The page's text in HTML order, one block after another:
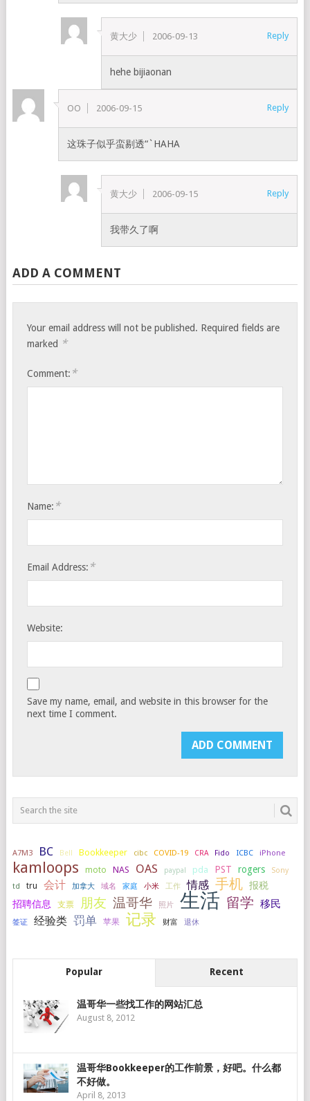
黄大少 2006-09-13 Reply
hehe bijiaonan
OO 2006-09-15 Reply
这珠子似乎蛮剔透“`HAHA
黄大少 2006-09-15 Reply
我带久了啊
ADD A COMMENT
Your email address will not be published. Required fields are
marked *
Comment: *
Name: *
Email Address: *
Website:
Save my name, email, and website in this browser for the
next time I comment.
A7M3 BC Bell Bookkeeper cibc COVID-19 CRA Fido ICBC iPhone
kamloops moto NAS OAS paypal pda PST rogers
Sony
td
tru 会计 加拿大 域名 家庭 小米 工作 情感 手机 报税
招聘信息
支票 朋友 温哥华 照片 生活 留学 移民
签证 经验类 罚单 苹果 记录 财富 退休
Popular Recent
温哥华一些找工作的网站汇总
August 8, 2012
温哥华Bookkeeper的工作前景，好吧。什么都
不好做。
April 8, 2013